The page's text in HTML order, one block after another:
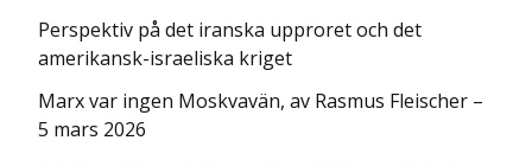
Perspektiv på det iranska upproret och det
amerikansk-israeliska kriget
Marx var ingen Moskvavän, av Rasmus Fleischer –
5 mars 2026